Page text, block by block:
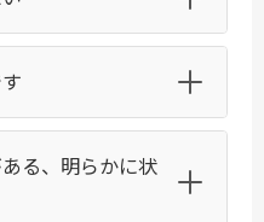
る、明らかに状